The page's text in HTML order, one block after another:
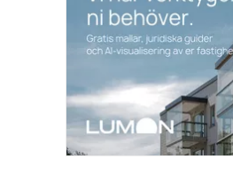
brandskyddsarbete. På senare år
energikostnader och ett ökat fokus
gjort energioptimering, solceller
och debitering (IMD) till en
Företaget har sin bas i Västra
tillsammans med ett brett nätverk
Det gör att CoLin kan hjälpa
delar av landet.
HITTA